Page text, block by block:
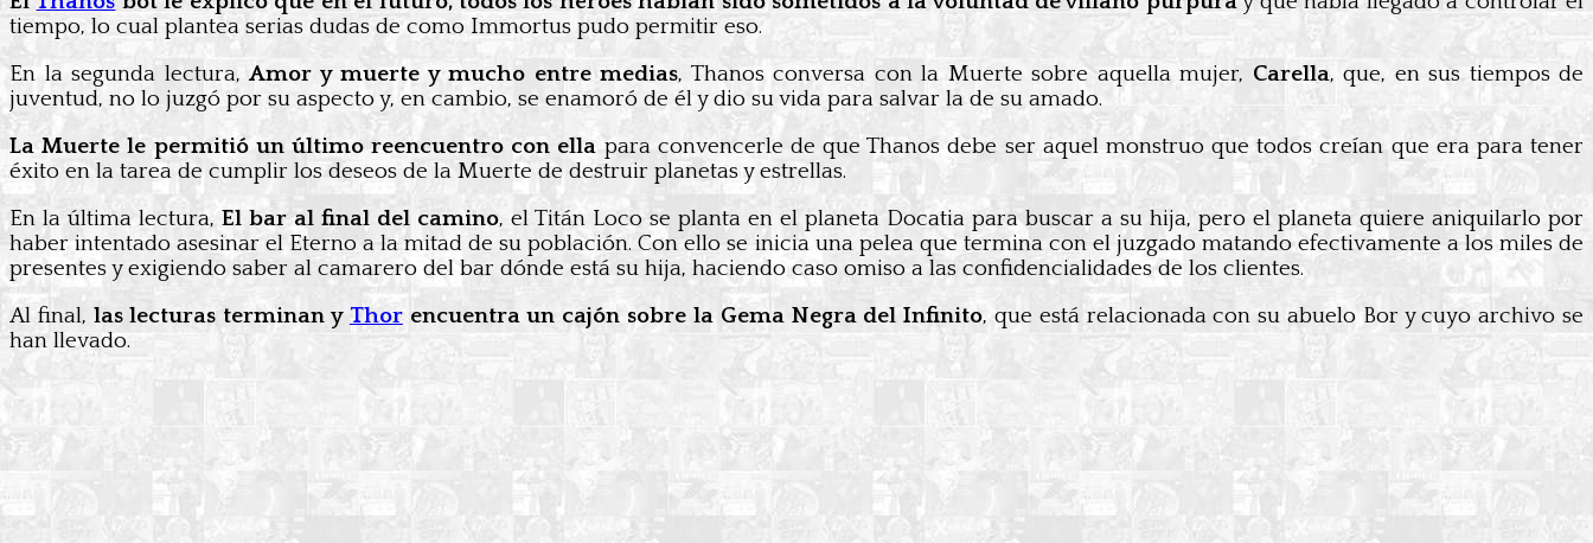
tiempo, lo cual plantea serias dudas de como Immortus pudo permitir eso.
En la segunda lectura, Amor y muerte y mucho entre medias, Thanos conversa con la Muerte sobre aquella mujer, Carella, que, en sus tiempos de
juventud, no lo juzgó por su aspecto y, en cambio, se enamoró de él y dio su vida para salvar la de su amado.
La Muerte le permitió un último reencuentro con ella para convencerle de que Thanos debe ser aquel monstruo que todos creían que era para tener
éxito en la tarea de cumplir los deseos de la Muerte de destruir planetas y estrellas.
En la última lectura, El bar al final del camino, el Titán Loco se planta en el planeta Docatia para buscar a su hija, pero el planeta quiere aniquilarlo por
haber intentado asesinar el Eterno a la mitad de su población. Con ello se inicia una pelea que termina con el juzgado matando efectivamente a los miles de
presentes y exigiendo saber al camarero del bar dónde está su hija, haciendo caso omiso a las confidencialidades de los clientes.
Al final, las lecturas terminan y Thorencuentra un cajón sobre la Gema Negra del Infinito, que está relacionada con su abuelo Bor y cuyo archivo se
han llevado.